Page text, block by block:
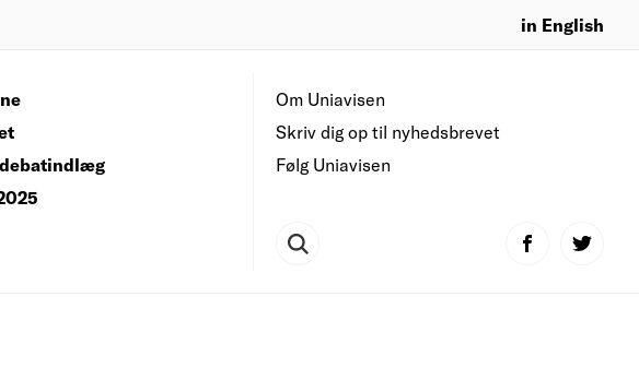
in English
Om Uniavisen
Skriv dig op til nyhedsbrevet
Følg Uniavisen